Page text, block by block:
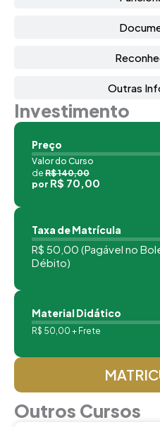
Outras
Investimento
Preço
Valor do Curso
de R$ 140,00
por R$ 70,00
Taxa de Matrícula
R$ 50,00 (Pagável no
Débito)
Material Didático
R$ 50,00 + Frete
Outros Cursos